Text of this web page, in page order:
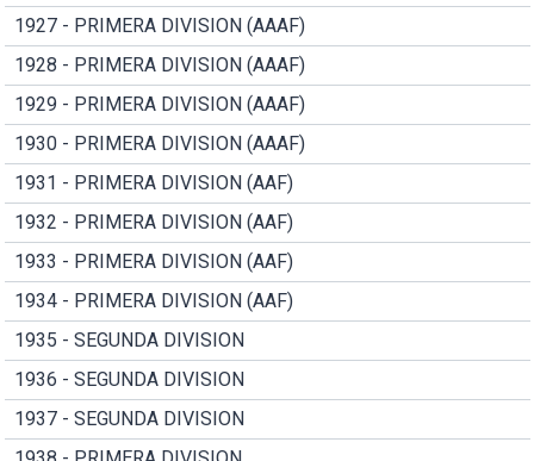
1927 - PRIMERA DIVISION (AAAF)
1928 - PRIMERA DIVISION (AAAF)
1929 - PRIMERA DIVISION (AAAF)
1930 - PRIMERA DIVISION (AAAF)
1931 - PRIMERA DIVISION (AAF)
1932 - PRIMERA DIVISION (AAF)
1933 - PRIMERA DIVISION (AAF)
1934 - PRIMERA DIVISION (AAF)
1935 - SEGUNDA DIVISION
1936 - SEGUNDA DIVISION
1937 - SEGUNDA DIVISION